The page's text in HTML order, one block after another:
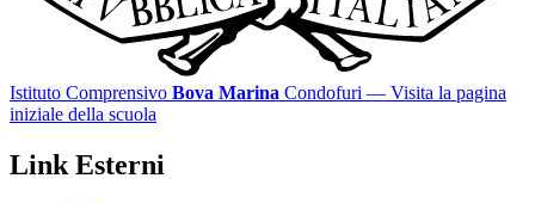
Istituto Comprensivo Bova Marina Condofuri — Visita la pagina
iniziale della scuola
Link Esterni